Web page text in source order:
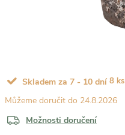
Skladem za 7 - 10 dní 8 ks
24.8.2026
Možnosti doručení